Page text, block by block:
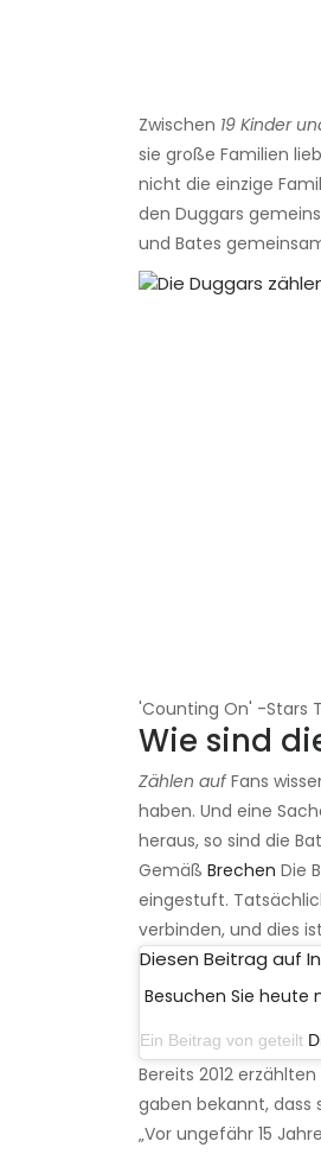
Zwischen 19 Kinder
sie große Familien
nicht die einzige
den Duggars
und Bates
'Counting On' -Stars
Wie sind
Zählen aufFans
haben. Und eine
heraus, so sind die
Gemäß Brechen Die
eingestuft.
verbinden, und dies
Diesen Beitrag auf
Besuchen Sie heute
Ein Beitrag von geteilt
Bereits 2012
gaben bekannt, dass
„Vor ungefähr 15